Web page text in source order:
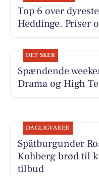
Top 6 over
Heddinge. Priser
DET SKER
Spændende
Drama og High
DAGLIGVARER
Spätburgunder
Kohberg brød til
tilbud